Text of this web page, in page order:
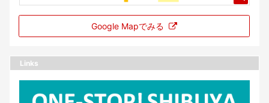
Google Mapでみる
Links